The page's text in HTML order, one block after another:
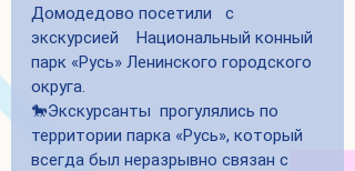
Домодедово посетили   с
экскурсией    Национальный конный
парк «Русь» Ленинского городского
округа.
🐎Экскурсанты  прогулялись по
территории парка «Русь», который
всегда был неразрывно связан с